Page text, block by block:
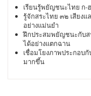
เรียนรู้พยัญชนะไทย ก-
รู้จักสระไทย ๓๒ เสียงแ
อย่างแม่นยำ
ฝึกประสมพยัญชนะกับส
ได้อย่างแตกฉาน
เชื่อมโยงภาพประกอบ
มากขึ้น